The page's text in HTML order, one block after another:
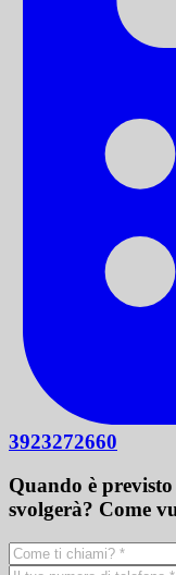
3923272660
Quando è
svolgerà? Come